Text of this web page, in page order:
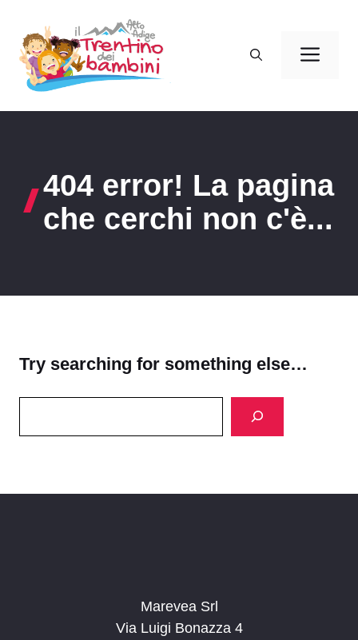
contenuto
404 error! La pagina
che cerchi non c'è...
Try searching for something else…
Marevea Srl
Via Luigi Bonazza 4